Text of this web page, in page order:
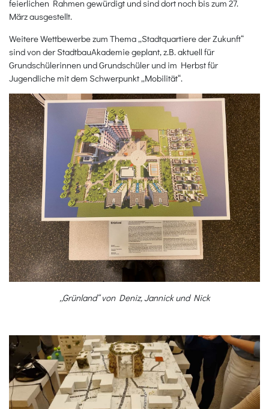
feierlichen Rahmen gewürdigt und sind dort noch bis zum 27.
März ausgestellt.
Weitere Wettbewerbe zum Thema „Stadtquartiere der Zukunft“
sind von der StadtbauAkademie geplant, z.B. aktuell für
Grundschülerinnen und Grundschüler und im Herbst für
Jugendliche mit dem Schwerpunkt „Mobilität“.
„Grünland“ von Deniz, Jannick und Nick